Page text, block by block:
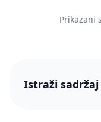
Prikazani
Istraži